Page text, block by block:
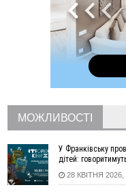
5 «тихих» хвороб,
ФОТО
На Надрічній
нового руху
У Франківську
спостережень
12:00
Франківця, який у
тисяч гривень у
11:50
Податкова
чоловіків 18–60
11:20
Водійка, яку на
МОЖЛИВОСТІ
У Франківську
дітей:
28 КВІТНЯ 2026,